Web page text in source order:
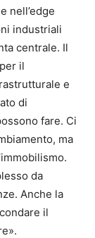
nell’edge
industriali
centrale. Il
il
e
di
fare. Ci
ma
da
Anche la
il